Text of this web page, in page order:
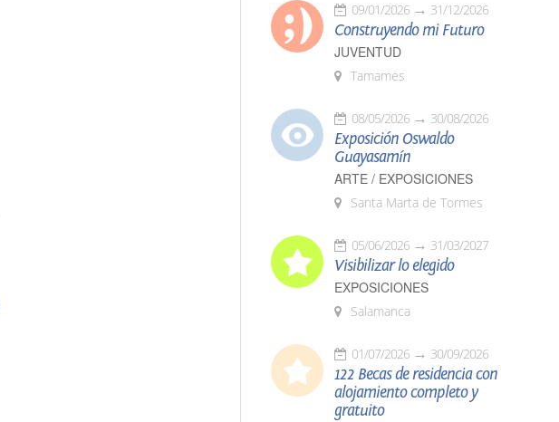
09/01/2026 31/12/2026
Construyendo mi Futuro
JUVENTUD
Tamames
08/05/2026 30/08/2026
Exposición Oswaldo
Guayasamín
ARTE / EXPOSICIONES
Santa Marta de Tormes
05/06/2026 31/03/2027
Visibilizar lo elegido
EXPOSICIONES
Salamanca
01/07/2026 30/09/2026
122 Becas de residencia con
alojamiento completo y
gratuito